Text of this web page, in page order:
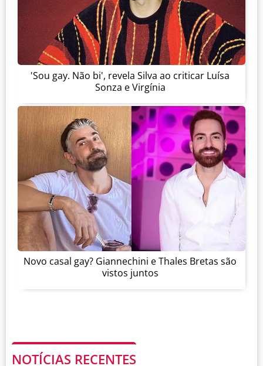
'Sou gay. Não bi', revela Silva ao criticar Luísa
Sonza e Virgínia
Novo casal gay? Giannechini e Thales Bretas são
vistos juntos
NOTÍCIAS RECENTES